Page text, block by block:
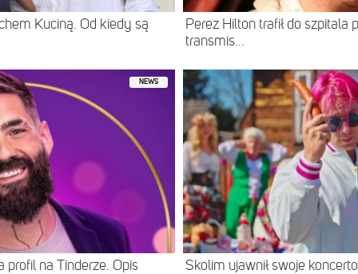
Kuciną. Od kiedy są
Perez Hilton trafił do szpitala
transmis...
NEWS
profil na Tinderze. Opis
Skolim ujawnił swoje